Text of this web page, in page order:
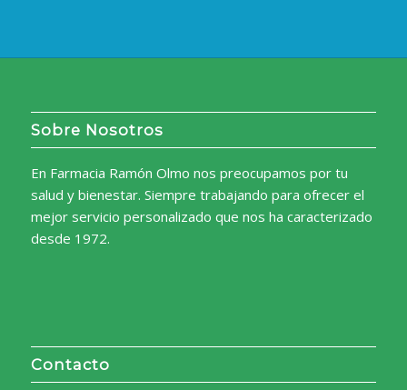
Sobre Nosotros
En Farmacia Ramón Olmo nos preocupamos por tu
salud y bienestar. Siempre trabajando para ofrecer el
mejor servicio personalizado que nos ha caracterizado
desde 1972.
Contacto